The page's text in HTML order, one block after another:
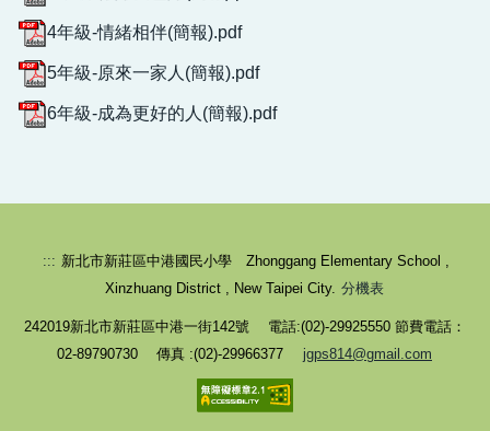
4年級-情緒相伴(簡報).pdf
5年級-原來一家人(簡報).pdf
6年級-成為更好的人(簡報).pdf
::: 新北市新莊區中港國民小學 Zhonggang Elementary School ,
Xinzhuang District , New Taipei City. 分機表
242019新北市新莊區中港一街142號 電話:(02)-29925550 節費電話：
02-89790730 傳真 :(02)-29966377
jgps814@gmail.com